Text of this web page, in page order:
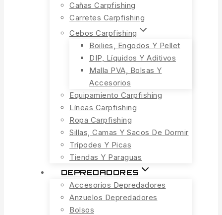
Cañas Carpfishing
Carretes Carpfishing
Cebos Carpfishing
Boilies, Engodos Y Pellet
DIP, Líquidos Y Aditivos
Malla PVA, Bolsas Y
Accesorios
Equipamiento Carpfishing
Líneas Carpfishing
Ropa Carpfishing
Sillas, Camas Y Sacos De Dormir
Trípodes Y Picas
Tiendas Y Paraguas
DEPREDADORES
Accesorios Depredadores
Anzuelos Depredadores
Bolsos